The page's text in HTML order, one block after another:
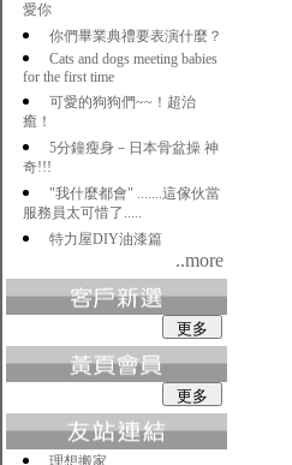
愛你
你們畢業典禮要表演什麼？
Cats and dogs meeting babies
for the first time
可愛的狗狗們~~！超治
癒！
5分鐘瘦身－日本骨盆操 神
奇!!!
"我什麼都會" .......這傢伙當
服務員太可惜了.....
特力屋DIY油漆篇
..more
理想搬家